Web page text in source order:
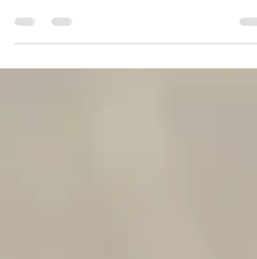
conventual, com origem no Mosteiro do Lorvão.